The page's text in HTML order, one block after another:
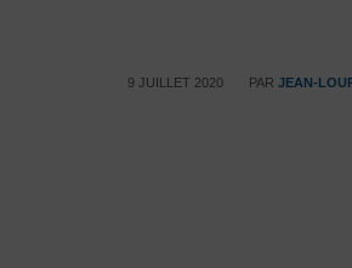
9 JUILLET 2020
/ PARJEAN-